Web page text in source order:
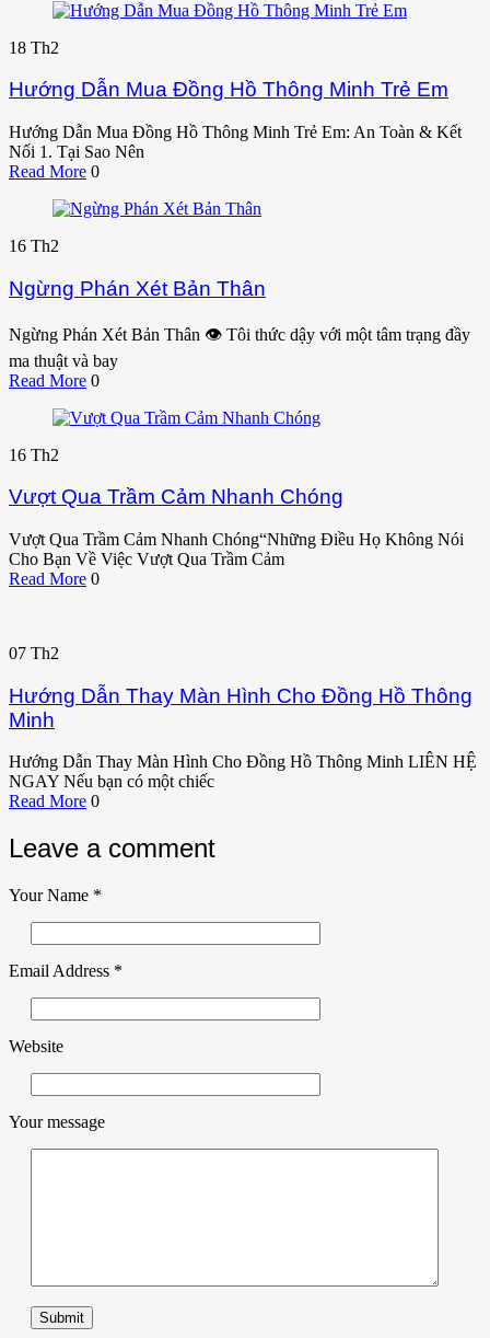
18 Th2
Hướng Dẫn Mua Đồng Hồ Thông Minh Trẻ Em
Hướng Dẫn Mua Đồng Hồ Thông Minh Trẻ Em: An Toàn & Kết
Nối 1. Tại Sao Nên
Read More 0
16 Th2
Ngừng Phán Xét Bản Thân
Ngừng Phán Xét Bản Thân 👁️ Tôi thức dậy với một tâm trạng đầy
ma thuật và bay
Read More 0
16 Th2
Vượt Qua Trầm Cảm Nhanh Chóng
Vượt Qua Trầm Cảm Nhanh Chóng“Những Điều Họ Không Nói
Cho Bạn Về Việc Vượt Qua Trầm Cảm
Read More 0
07 Th2
Hướng Dẫn Thay Màn Hình Cho Đồng Hồ Thông
Minh
Hướng Dẫn Thay Màn Hình Cho Đồng Hồ Thông Minh LIÊN HỆ
NGAY Nếu bạn có một chiếc
Read More 0
Leave a comment
Your Name *
Email Address *
Website
Your message
Submit